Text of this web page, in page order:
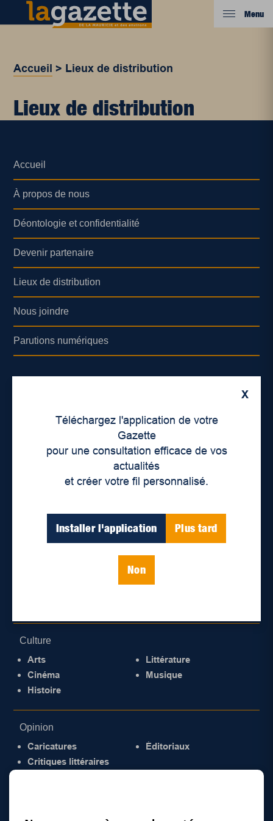
Menu
Accueil > Lieux de distribution
Lieux de distribution
X
Téléchargez l'application de votre
Gazette
pour une consultation efficace de vos
actualités
et créer votre fil personnalisé.
Installer l'application Plus tard
Non
Accueil
À propos de nous
Déontologie et confidentialité
Devenir partenaire
Lieux de distribution
Nous joindre
Parutions numériques
Actualités
International
Politique
Culture
Arts
Cinéma
Histoire
Littérature
Musique
Opinion
Caricatures
Critiques littéraires
Éditoriaux